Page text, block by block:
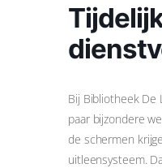
Bij Bibliotheek De
paar bijzondere
de schermen
uitleensysteem.